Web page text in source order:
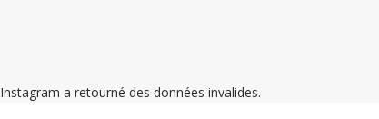
Instagram a retourné des données invalides.